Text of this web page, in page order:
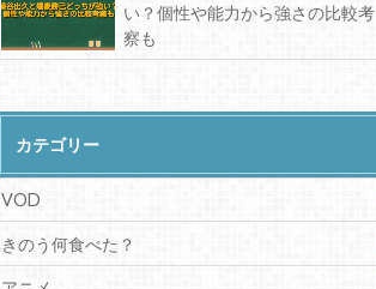
い？個性や能力から強さの比較考
察も
カテゴリー
VOD
きのう何食べた？